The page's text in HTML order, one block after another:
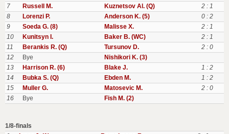
7
Russell M. Kuznetsov Al. (Q)
2 : 1
8
Lorenzi P. Anderson K. (5)
0 : 2
9
Soeda G. (8) Malisse X.
2 : 1
10
Kunitsyn I. Baker B. (WC)
2 : 1
11
Berankis R. (Q) Tursunov D.
2 : 0
12
Bye
Nishikori K. (3)
13
Harrison R. (6) Blake J.
1 : 2
14
Bubka S. (Q) Ebden M.
1 : 2
15
Muller G. Matosevic M.
2 : 0
16
Bye Fish M. (2)
1/8-finals